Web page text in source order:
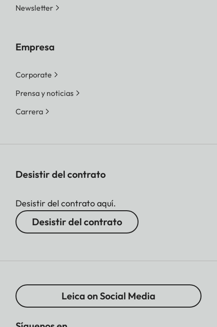
Newsletter
Empresa
Corporate
Prensa y noticias
Carrera
Desistir del contrato
Desistir del contrato aquí.
Desistir del contrato
Leica on Social Media